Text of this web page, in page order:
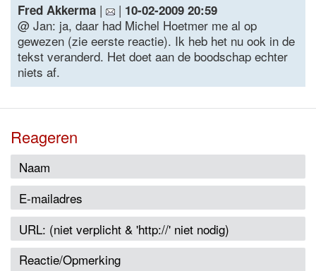
Fred Akkerma | | 10-02-2009 20:59
@ Jan: ja, daar had Michel Hoetmer me al op
gewezen (zie eerste reactie). Ik heb het nu ook in de
tekst veranderd. Het doet aan de boodschap echter
niets af.
Reageren